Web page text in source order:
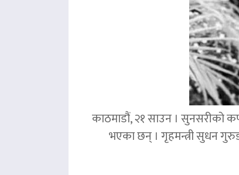
काठमाडौं, २१ साउन । सुनसरीको
भएका छन् । गृहमन्त्री सुधन